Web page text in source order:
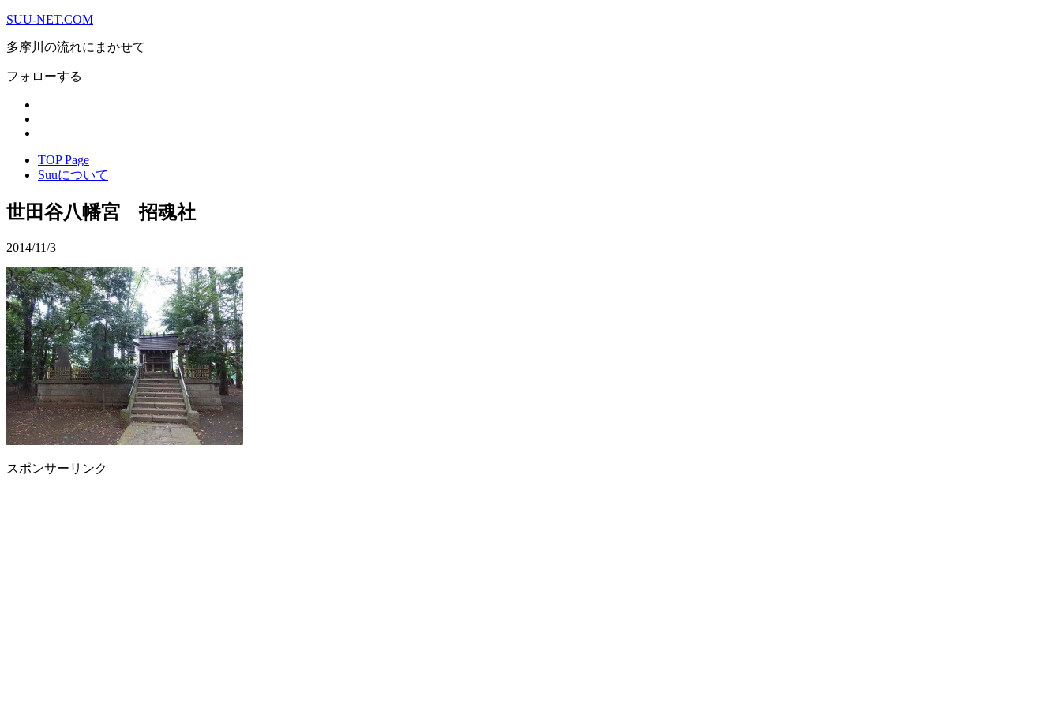
SUU-NET.COM
多摩川の流れにまかせて
フォローする
TOP Page
Suuについて
世田谷八幡宮 招魂社
2014/11/3
スポンサーリンク